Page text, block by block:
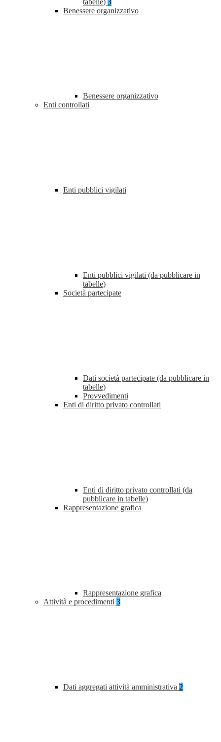
tabelle) 3
Benessere organizzativo
Benessere organizzativo
Enti controllati
Enti pubblici vigilati
Enti pubblici vigilati (da pubblicare in
tabelle)
Società partecipate
Dati società partecipate (da pubblicare in
tabelle)
Provvedimenti
Enti di diritto privato controllati
Enti di diritto privato controllati (da
pubblicare in tabelle)
Rappresentazione grafica
Rappresentazione grafica
Attività e procedimenti 3
Dati aggregati attività amministrativa 2